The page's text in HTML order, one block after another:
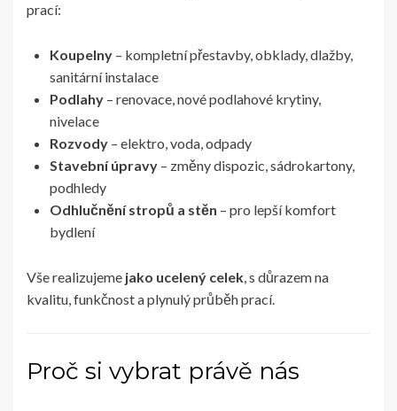
prací:
Koupelny – kompletní přestavby, obklady, dlažby,
sanitární instalace
Podlahy – renovace, nové podlahové krytiny,
nivelace
Rozvody – elektro, voda, odpady
Stavební úpravy – změny dispozic, sádrokartony,
podhledy
Odhlučnění stropů a stěn – pro lepší komfort
bydlení
Vše realizujeme jako ucelený celek, s důrazem na
kvalitu, funkčnost a plynulý průběh prací.
Proč si vybrat právě nás